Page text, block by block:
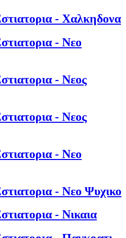
- Χαλκηδονα
- Νεο
- Νεος
- Νεος
- Νεο
- Νεο Ψυχικο
- Νικαια